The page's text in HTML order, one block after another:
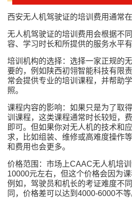
西安无人机驾驶证的培训费用通常
无人机驾驶证的培训费用会根据不
容、学习时长和所提供的服务水平
培训机构的选择：选择一家正规的
要的，例如陕西初翎智能科技有限
常会提供专业的培训课程，并帮助
照。
课程内容的影响：如果只是为了取
训课程，这类课程通常时长较短，
即可。但如果你对无人机的技术和
求，比如组装、维修或高难度操作
和费用也会更多。
价格范围：市场上CAAC无人机培
10000元左右，但这个价格会因为课
例如，驾驶员和机长的考证难度不
同，价格差可以达到4000-6000不等